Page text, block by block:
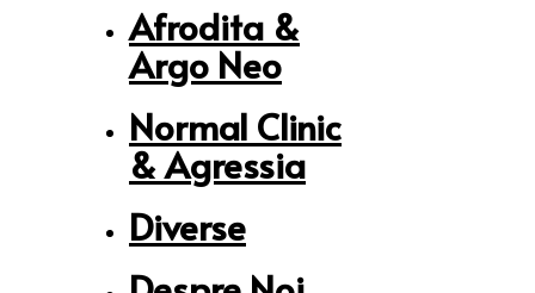
Afrodita &
Argo Neo
Normal Clinic
& Agressia
Diverse